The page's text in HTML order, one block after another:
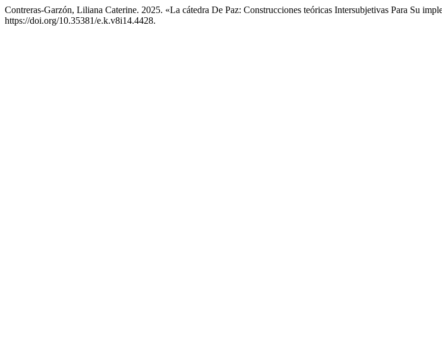
Contreras-Garzón, Liliana Caterine. 2025. «La cátedra De Paz: Construcciones teóricas Intersubjetivas Para Su
https://doi.org/10.35381/e.k.v8i14.4428.